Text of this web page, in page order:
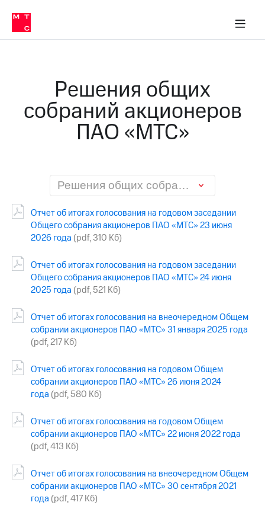
Медиа-центр
и акционерам
Устойчивое развитие
Комплаенс и деловая этика
компании
Карьера
в МТС
История
компании
Контакты
Медиа-центр
Пресс-
релизы
о технологиях
Достижения
Финансовая
отчетность
Контакты
Новости
в
и акционерам
Корпоративное
управление
Корпоративный
секретарь
Раскрытие
в МТС
Пресс-
релизы
Решения общих
собраний акционеров
ПАО «МТС»
Решения общих собраний акционеров ПАО «МТС»
Отчет об итогах голосования на годовом заседании
Общего собрания акционеров ПАО «МТС» 23 июня
2026 года (pdf, 310 Кб)
Отчет об итогах голосования на годовом заседании
Общего собрания акционеров ПАО «МТС» 24 июня
2025 года (pdf, 521 Кб)
Отчет об итогах голосования на внеочередном Общем
собрании акционеров ПАО «МТС» 31 января 2025 года
(pdf, 217 Кб)
Отчет об итогах голосования на годовом Общем
собрании акционеров ПАО «МТС» 26 июня 2024
года (pdf, 580 Кб)
Отчет об итогах голосования на годовом Общем
собрании акционеров ПАО «МТС» 22 июня 2022 года
(pdf, 413 Кб)
Отчет об итогах голосования на внеочередном Общем
собрании акционеров ПАО «МТС» 30 сентября 2021
года (pdf, 417 Кб)